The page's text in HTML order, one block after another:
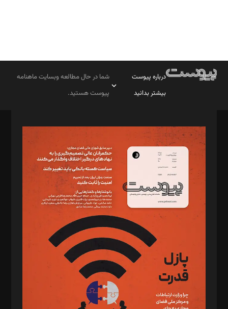
درباره پیوست
بیشتر بدانید
شما در حال مطالعه وبسایت ماهنامه
پیوست هستید.
مدیر مسئول: محمدباقر اثنی‌عشری
سردبیر: مهرک محمودی
دبیر تحریریه: میثم قاسمی
د‌بیر ناداستان: سمانه سمیع
د‌بیر خدمت و تجارت: ابوالفضل رجبی
د‌بیر حقوق فناوری: حسام‌الدین ایپکچی
د‌بیر پیوست جهان: مینا پاکدل
د‌بیر تحریریه آنلاین: بابک نقاش
تحریریه‌: مجتبی محمود‌ی، آرش برهمند، یسنا امان‌پور، سروش کرمیان،
مصطفی مسجدی آرانی، ابوالفضل رجبی، زهرا فکرانه، فائزه فتحی
رستمی،مصطفی باستان
ویرایش: نگار استاد‌‌آقا
طراح یونیفرم: مجید توکلی